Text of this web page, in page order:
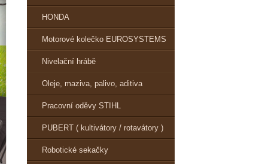
HONDA
Motorové kolečko EUROSYSTEMS
Nivelační hrábě
Oleje, maziva, palivo, aditiva
Pracovní oděvy STIHL
PUBERT ( kultivátory / rotavátory )
Robotické sekačky